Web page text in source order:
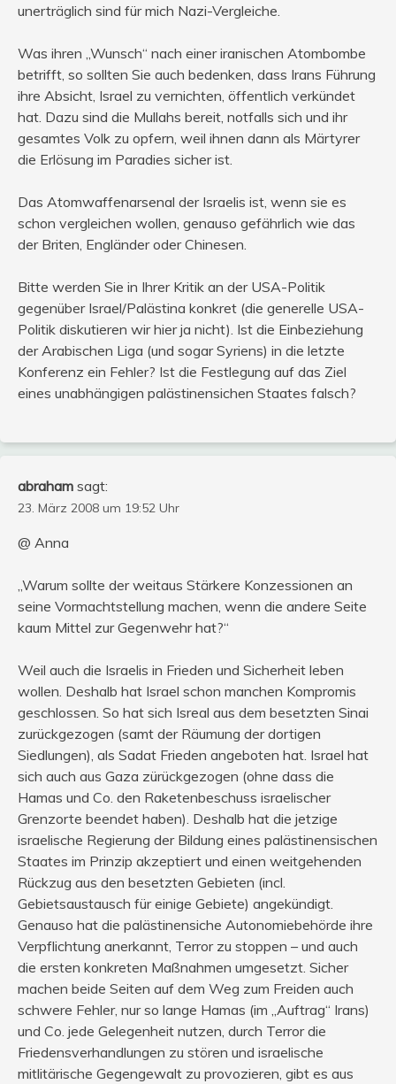
unerträglich sind für mich Nazi-Vergleiche.
Was ihren „Wunsch“ nach einer iranischen Atombombe
betrifft, so sollten Sie auch bedenken, dass Irans Führung
ihre Absicht, Israel zu vernichten, öffentlich verkündet
hat. Dazu sind die Mullahs bereit, notfalls sich und ihr
gesamtes Volk zu opfern, weil ihnen dann als Märtyrer
die Erlösung im Paradies sicher ist.
Das Atomwaffenarsenal der Israelis ist, wenn sie es
schon vergleichen wollen, genauso gefährlich wie das
der Briten, Engländer oder Chinesen.
Bitte werden Sie in Ihrer Kritik an der USA-Politik
gegenüber Israel/Palästina konkret (die generelle USA-
Politik diskutieren wir hier ja nicht). Ist die Einbeziehung
der Arabischen Liga (und sogar Syriens) in die letzte
Konferenz ein Fehler? Ist die Festlegung auf das Ziel
eines unabhängigen palästinensichen Staates falsch?
abraham sagt:
23. März 2008 um 19:52 Uhr
@ Anna
„Warum sollte der weitaus Stärkere Konzessionen an
seine Vormachtstellung machen, wenn die andere Seite
kaum Mittel zur Gegenwehr hat?“
Weil auch die Israelis in Frieden und Sicherheit leben
wollen. Deshalb hat Israel schon manchen Kompromis
geschlossen. So hat sich Isreal aus dem besetzten Sinai
zurückgezogen (samt der Räumung der dortigen
Siedlungen), als Sadat Frieden angeboten hat. Israel hat
sich auch aus Gaza zürückgezogen (ohne dass die
Hamas und Co. den Raketenbeschuss israelischer
Grenzorte beendet haben). Deshalb hat die jetzige
israelische Regierung der Bildung eines palästinensischen
Staates im Prinzip akzeptiert und einen weitgehenden
Rückzug aus den besetzten Gebieten (incl.
Gebietsaustausch für einige Gebiete) angekündigt.
Genauso hat die palästinensiche Autonomiebehörde ihre
Verpflichtung anerkannt, Terror zu stoppen – und auch
die ersten konkreten Maßnahmen umgesetzt. Sicher
machen beide Seiten auf dem Weg zum Freiden auch
schwere Fehler, nur so lange Hamas (im „Auftrag“ Irans)
und Co. jede Gelegenheit nutzen, durch Terror die
Friedensverhandlungen zu stören und israelische
mitlitärische Gegengewalt zu provozieren, gibt es aus